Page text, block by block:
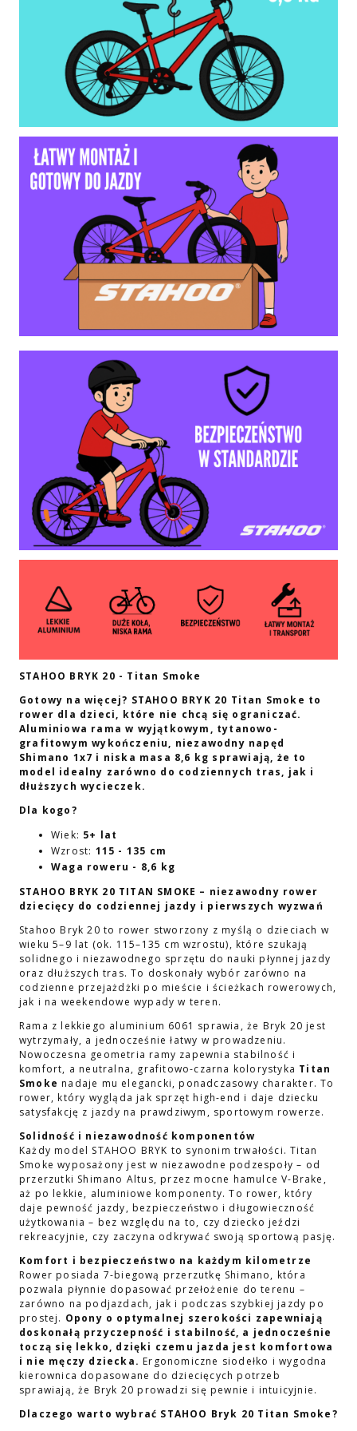
STAHOO BRYK 20 - Titan Smoke
Gotowy na więcej? STAHOO BRYK 20 Titan Smoke to
rower dla dzieci, które nie chcą się ograniczać.
Aluminiowa rama w wyjątkowym, tytanowo-
grafitowym wykończeniu, niezawodny napęd
Shimano 1x7 i niska masa 8,6 kg sprawiają, że to
model idealny zarówno do codziennych tras, jak i
dłuższych wycieczek.
Dla kogo?
Wiek: 5+ lat
Wzrost: 115 - 135 cm
Waga roweru - 8,6 kg
STAHOO BRYK 20 TITAN SMOKE – niezawodny rower
dziecięcy do codziennej jazdy i pierwszych wyzwań
Stahoo Bryk 20 to rower stworzony z myślą o dzieciach w
wieku 5–9 lat (ok. 115–135 cm wzrostu), które szukają
solidnego i niezawodnego sprzętu do nauki płynnej jazdy
oraz dłuższych tras. To doskonały wybór zarówno na
codzienne przejażdżki po mieście i ścieżkach rowerowych,
jak i na weekendowe wypady w teren.
Rama z lekkiego aluminium 6061 sprawia, że Bryk 20 jest
wytrzymały, a jednocześnie łatwy w prowadzeniu.
Nowoczesna geometria ramy zapewnia stabilność i
komfort, a neutralna, grafitowo-czarna kolorystyka Titan
Smoke nadaje mu elegancki, ponadczasowy charakter. To
rower, który wygląda jak sprzęt high-end i daje dziecku
satysfakcję z jazdy na prawdziwym, sportowym rowerze.
Solidność i niezawodność komponentów
Każdy model STAHOO BRYK to synonim trwałości. Titan
Smoke wyposażony jest w niezawodne podzespoły – od
przerzutki Shimano Altus, przez mocne hamulce V-Brake,
aż po lekkie, aluminiowe komponenty. To rower, który
daje pewność jazdy, bezpieczeństwo i długowieczność
użytkowania – bez względu na to, czy dziecko jeździ
rekreacyjnie, czy zaczyna odkrywać swoją sportową pasję.
Komfort i bezpieczeństwo na każdym kilometrze
Rower posiada 7-biegową przerzutkę Shimano, która
pozwala płynnie dopasować przełożenie do terenu –
zarówno na podjazdach, jak i podczas szybkiej jazdy po
prostej. Opony o optymalnej szerokości zapewniają
doskonałą przyczepność i stabilność, a jednocześnie
toczą się lekko, dzięki czemu jazda jest komfortowa
i nie męczy dziecka. Ergonomiczne siodełko i wygodna
kierownica dopasowane do dziecięcych potrzeb
sprawiają, że Bryk 20 prowadzi się pewnie i intuicyjnie.
Dlaczego warto wybrać STAHOO Bryk 20 Titan Smoke?